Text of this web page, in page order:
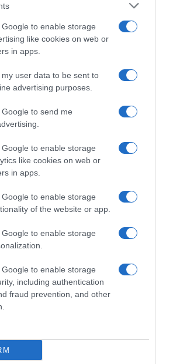
to enable storage
like cookies on web or
in apps.
user data to be sent to
advertising purposes.
to send me
to enable storage
like cookies on web or
in apps.
to enable storage
of the website or app.
to enable storage
to enable storage
including authentication
fraud prevention, and other
nasce dall'idea di
di chef navigati e cuochi
gli studi televisivi alle cucine di
Siamo | Contatti
Cookie
Privacy
Tv - P.IVA 02821290349